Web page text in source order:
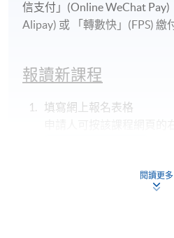
信支付」(Online WeChat
Alipay) 或 「轉數快」(FPS) 繳
報讀新課程
填寫網上報名表格
閱讀更多